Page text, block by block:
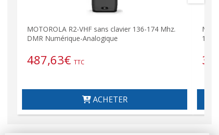
MOTOROLA R2-VHF sans clavier 136-174 Mhz.
DMR Numérique-Analogique
487,63€ TTC
ACHETER
136-